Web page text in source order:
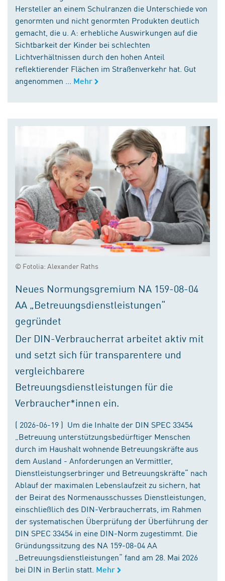
Hersteller an einem Schulranzen die Unterschiede von
genormten und nicht genormten Produkten deutlich
gemacht, die u. A: erhebliche Auswirkungen auf die
Sichtbarkeit der Kinder bei schlechten
Lichtverhältnissen durch den hohen Anteil
reflektierender Flächen im Straßenverkehr hat. Gut
angenommen ...
Mehr
© Fotolia: Alexander Raths
Neues Normungsgremium NA 159-08-04
AA „Betreuungsdienstleistungen“
gegründet
Der DIN-Verbraucherrat arbeitet aktiv mit
und setzt sich für transparentere und
vergleichbarere
Betreuungsdienstleistungen für die
Verbraucher*innen ein.
( 2026-06-19 ) Um die Inhalte der DIN SPEC 33454
„Betreuung unterstützungsbedürftiger Menschen
durch im Haushalt wohnende Betreuungskräfte aus
dem Ausland - Anforderungen an Vermittler,
Dienstleistungserbringer und Betreuungskräfte“ nach
Ablauf der maximalen Lebenslaufzeit zu sichern, hat
der Beirat des Normenausschusses Dienstleistungen,
einschließlich des DIN-Verbraucherrats, im Rahmen
der systematischen Überprüfung der Überführung der
DIN SPEC 33454 in eine DIN-Norm zugestimmt. Die
Gründungssitzung des NA 159-08-04 AA
„Betreuungsdienstleistungen“ fand am 28. Mai 2026
bei DIN in Berlin statt. Mehr